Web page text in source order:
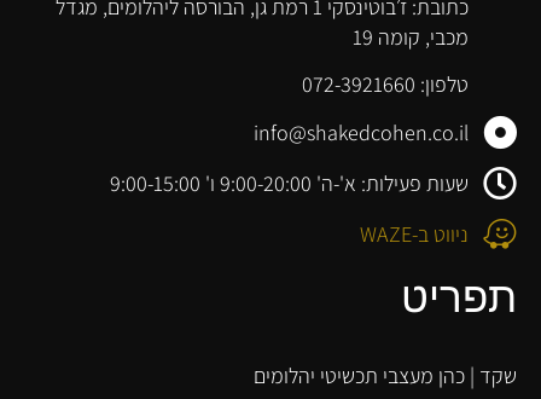
כתובת: ז׳בוטינסקי 1 רמת גן, הבורסה ליהלומים, מגדל
מכבי, קומה 19
טלפון: 072-3921660
info@shakedcohen.co.il
שעות פעילות: א'-ה' 9:00-20:00 ו' 9:00-15:00
ניווט ב-WAZE
תפריט
שקד | כהן מעצבי תכשיטי יהלומים